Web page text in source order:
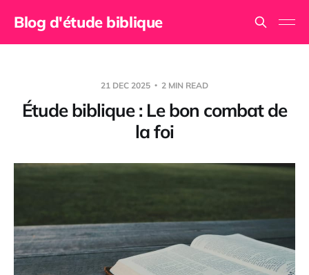
Blog d'étude biblique
21 DEC 2025 2 MIN READ
Étude biblique : Le bon combat de
la foi